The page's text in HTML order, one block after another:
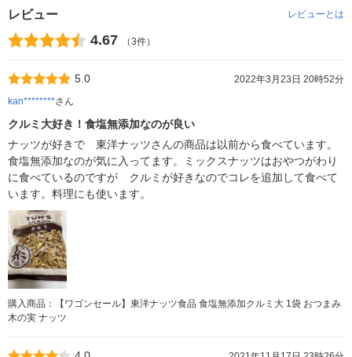
レビュー レビューとは
4.67 （3件）
5.0
2022年3月23日 20時52分
kan********さん
クルミ大好き！食塩無添加なのが良い
ナッツが好きで 東洋ナッツさんの商品は以前から食べています。
食塩無添加なのが気に入ってます。ミックスナッツはおやつがわり
に食べているのですが クルミが好きなのでコレを追加して食べて
います。料理にも使います。
購入商品：【ワゴンセール】東洋ナッツ食品 食塩無添加クルミ大 1袋 おつまみ
木の実 ナッツ